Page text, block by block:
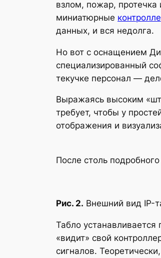
взлом, пожар, протечка
миниатюрные
данных, и вся недолга.
Но вот с оснащением
специализированный
текучке персонал —
Выражаясь высоким
требует, чтобы у
отображения и
После столь
Рис. 2. Внешний вид IP-
Табло
«видит» свой
сигналов.